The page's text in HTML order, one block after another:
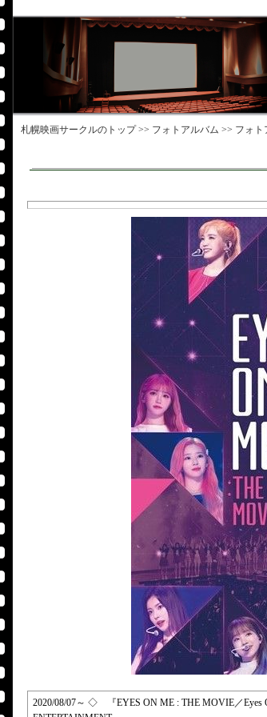
札幌映画サークルのトップ >> フォトアルバム >> フォト
2020/08/07～ ◇ 『EYES ON ME : THE MOVIE／Eyes